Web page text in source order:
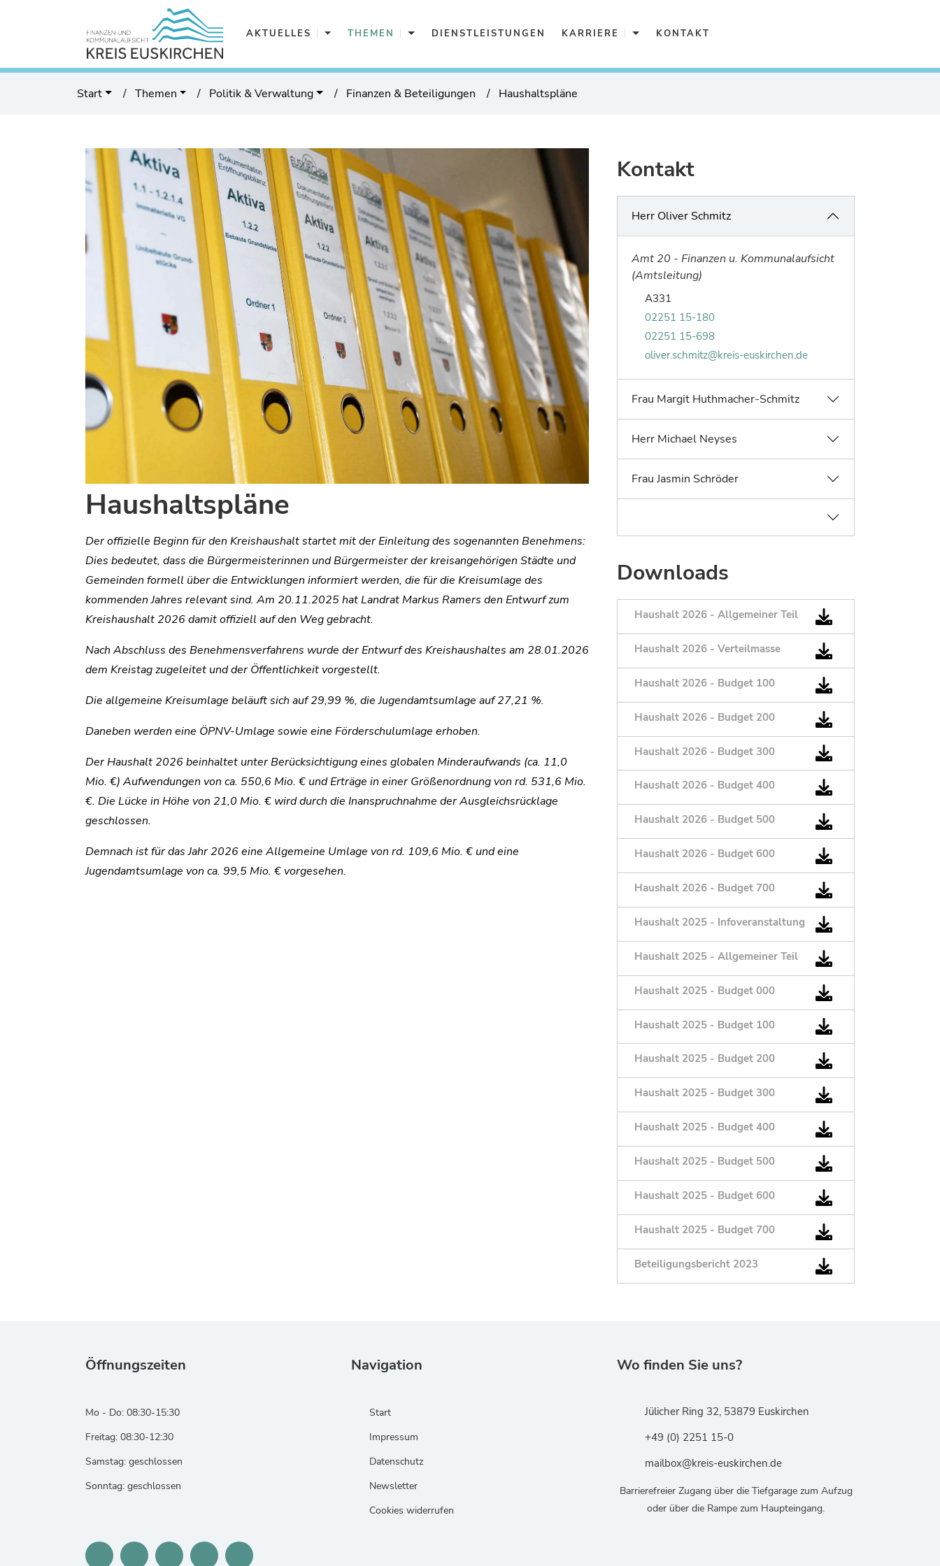
AKTUELLES Aktuelles
THEMEN ThemenDIENSTLEISTUNGEN KARRIERE KarriereKONTAKT
Start Themen Politik & Verwaltung Finanzen & Beteiligungen Haushaltspläne
Haushaltspläne
Der offizielle Beginn für den Kreishaushalt startet mit der Einleitung des sogenannten Benehmens:
Dies bedeutet, dass die Bürgermeisterinnen und Bürgermeister der kreisangehörigen Städte und
Gemeinden formell über die Entwicklungen informiert werden, die für die Kreisumlage des
kommenden Jahres relevant sind. Am 20.11.2025 hat Landrat Markus Ramers den Entwurf zum
Kreishaushalt 2026 damit offiziell auf den Weg gebracht.
Nach Abschluss des Benehmensverfahrens wurde der Entwurf des Kreishaushaltes am 28.01.2026
dem Kreistag zugeleitet und der Öffentlichkeit vorgestellt.
Die allgemeine Kreisumlage beläuft sich auf 29,99 %, die Jugendamtsumlage auf 27,21 %.
Daneben werden eine ÖPNV-Umlage sowie eine Förderschulumlage erhoben.
Der Haushalt 2026 beinhaltet unter Berücksichtigung eines globalen Minderaufwands (ca. 11,0
Mio. €) Aufwendungen von ca. 550,6 Mio. € und Erträge in einer Größenordnung von rd. 531,6 Mio.
€. Die Lücke in Höhe von 21,0 Mio. € wird durch die Inanspruchnahme der Ausgleichsrücklage
geschlossen.
Demnach ist für das Jahr 2026 eine Allgemeine Umlage von rd. 109,6 Mio. € und eine
Jugendamtsumlage von ca. 99,5 Mio. € vorgesehen.
Kontakt
Herr Oliver Schmitz
Amt 20 - Finanzen u. Kommunalaufsicht
(Amtsleitung)
A331Raum von Oliver Schmitz:
02251 15-180Telefonnummer von Oliver Schmitz:
02251 15-698Faxnummer von Oliver Schmitz:
E-Mail von Oliver Schmitz:
oliver.schmitz@kreis-euskirchen.de
Frau Margit Huthmacher-Schmitz
Herr Michael Neyses
Frau Jasmin Schröder
Downloads
Haushalt 2026 - Allgemeiner Teil
Haushalt 2026 - Verteilmasse
Haushalt 2026 - Budget 100
Haushalt 2026 - Budget 200
Haushalt 2026 - Budget 300
Haushalt 2026 - Budget 400
Haushalt 2026 - Budget 500
Haushalt 2026 - Budget 600
Haushalt 2026 - Budget 700
Haushalt 2025 - Infoveranstaltung
Haushalt 2025 - Allgemeiner Teil
Haushalt 2025 - Budget 000
Haushalt 2025 - Budget 100
Haushalt 2025 - Budget 200
Haushalt 2025 - Budget 300
Haushalt 2025 - Budget 400
Haushalt 2025 - Budget 500
Haushalt 2025 - Budget 600
Haushalt 2025 - Budget 700
Beteiligungsbericht 2023
Öffnungszeiten
Mo - Do: 08:30-15:30
Freitag: 08:30-12:30
Samstag: geschlossen
Sonntag: geschlossen
Navigation
Start
Impressum
Datenschutz
Newsletter
Cookies widerrufen
Wo finden Sie uns?
Jülicher Ring 32, 53879 Euskirchen
+49 (0) 2251 15-0
mailbox@kreis-euskirchen.de
Barrierefreier Zugang über die Tiefgarage zum Aufzug
oder über die Rampe zum Haupteingang.